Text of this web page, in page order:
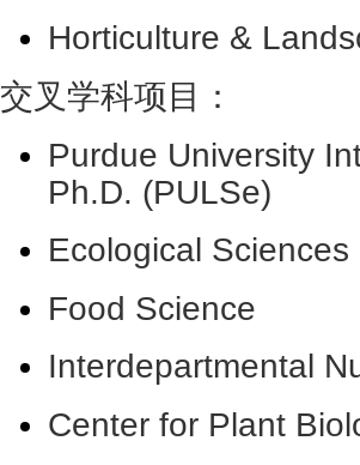
Horticulture &
交叉学科项目：
Purdue University
Ph.D. (PULSe)
Ecological
Food Science
Interdepartmental
Center for Plant